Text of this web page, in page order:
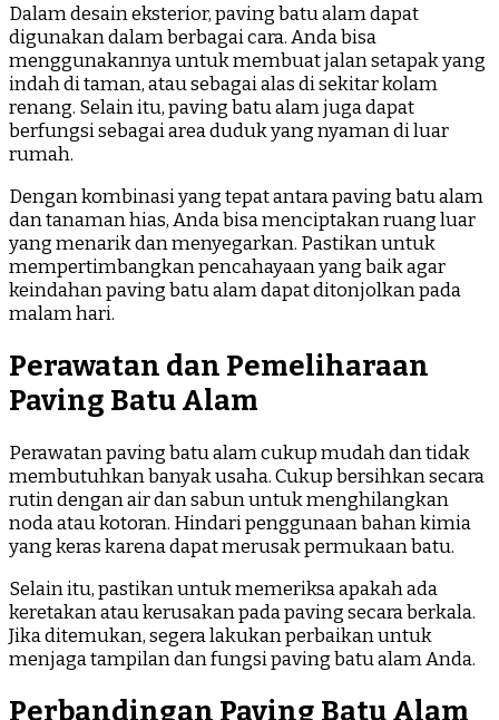
Dalam desain eksterior, paving batu alam dapat
digunakan dalam berbagai cara. Anda bisa
menggunakannya untuk membuat jalan setapak yang
indah di taman, atau sebagai alas di sekitar kolam
renang. Selain itu, paving batu alam juga dapat
berfungsi sebagai area duduk yang nyaman di luar
rumah.
Dengan kombinasi yang tepat antara paving batu alam
dan tanaman hias, Anda bisa menciptakan ruang luar
yang menarik dan menyegarkan. Pastikan untuk
mempertimbangkan pencahayaan yang baik agar
keindahan paving batu alam dapat ditonjolkan pada
malam hari.
Perawatan dan Pemeliharaan
Paving Batu Alam
Perawatan paving batu alam cukup mudah dan tidak
membutuhkan banyak usaha. Cukup bersihkan secara
rutin dengan air dan sabun untuk menghilangkan
noda atau kotoran. Hindari penggunaan bahan kimia
yang keras karena dapat merusak permukaan batu.
Selain itu, pastikan untuk memeriksa apakah ada
keretakan atau kerusakan pada paving secara berkala.
Jika ditemukan, segera lakukan perbaikan untuk
menjaga tampilan dan fungsi paving batu alam Anda.
Perbandingan Paving Batu Alam